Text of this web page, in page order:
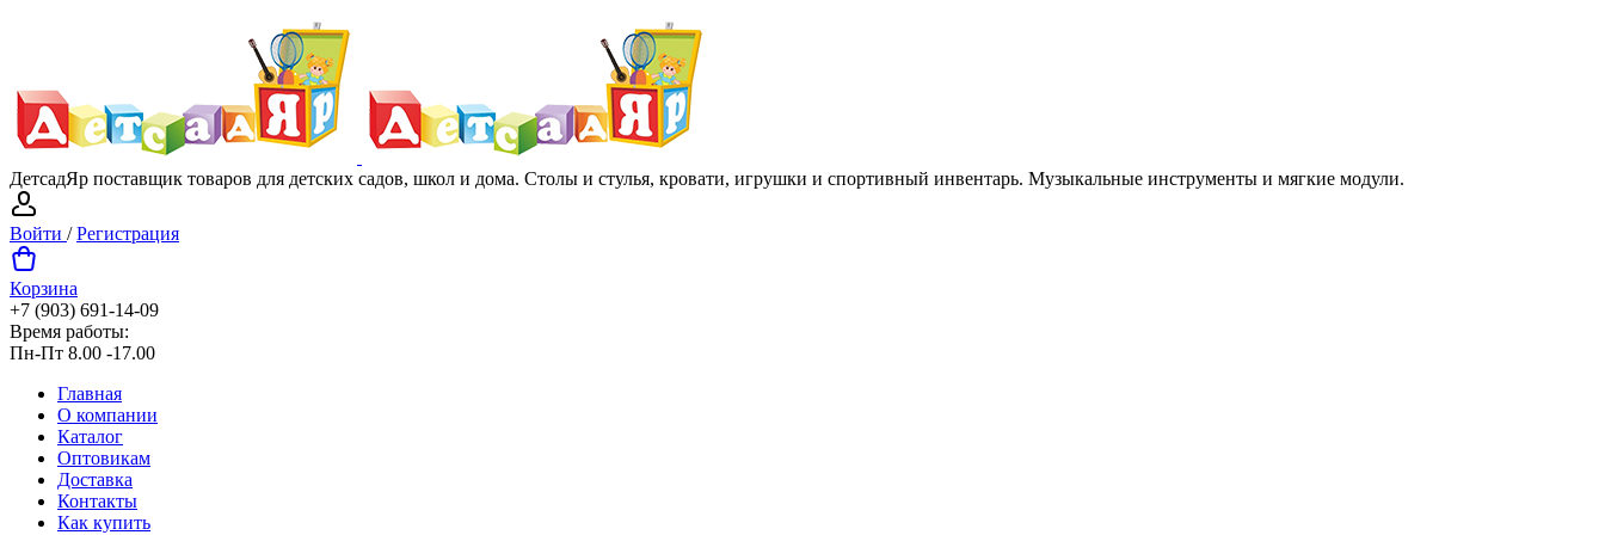
ДетсадЯр поставщик товаров для детских садов, школ и дома. Столы и стулья, кровати, игрушки и спортивный инвентарь. Музыкальные инструменты и мягкие модули.
Войти /Регистрация
Корзина
+7 (903) 691-14-09
Время работы:
Пн-Пт 8.00 -17.00
Главная
О компании
Каталог
Оптовикам
Доставка
Контакты
Как купить